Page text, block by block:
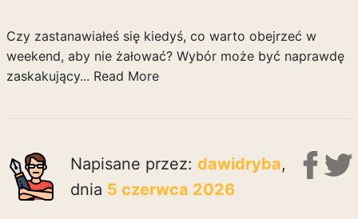
Czy zastanawiałeś się kiedyś, co warto obejrzeć w
weekend, aby nie żałować? Wybór może być naprawdę
zaskakujący... Read More
Napisane przez: dawidryba,
dnia 5 czerwca 2026